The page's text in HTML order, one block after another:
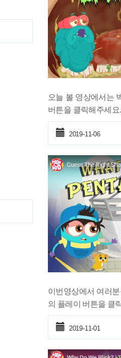
오늘 볼 영상에서는
버튼을 클릭해주세요.
2019-11-06
이번영상에서 여러
의 플레이 버튼을 클
2019-11-01